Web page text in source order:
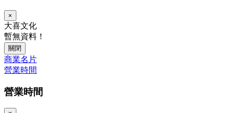
×
大喜文化
暫無資料！
關閉
商業名片
營業時間
營業時間